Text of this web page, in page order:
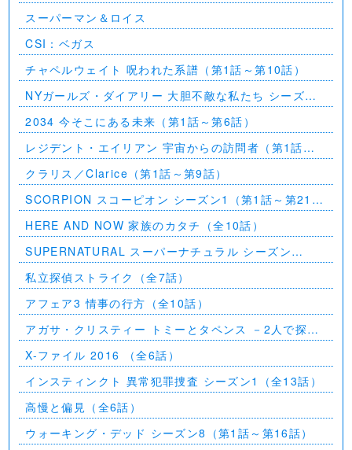
スーパーマン＆ロイス
CSI：ベガス
チャペルウェイト 呪われた系譜（第1話～第10話）
NYガールズ・ダイアリー 大胆不敵な私たち シーズン
5（第1話～第2話）
2034 今そこにある未来（第1話～第6話）
レジデント・エイリアン 宇宙からの訪問者（第1話～
第7話）
クラリス／Clarice（第1話～第9話）
SCORPION スコーピオン シーズン1（第1話～第21
話）
HERE AND NOW 家族のカタチ（全10話）
SUPERNATURAL スーパーナチュラル シーズン
11（全23話）
私立探偵ストライク（全7話）
アフェア3 情事の行方（全10話）
アガサ・クリスティー トミーとタペンス －2人で探偵
を－
X-ファイル 2016 （全6話）
インスティンクト 異常犯罪捜査 シーズン1（全13話）
高慢と偏見（全6話）
ウォーキング・デッド シーズン8（第1話～第16話）